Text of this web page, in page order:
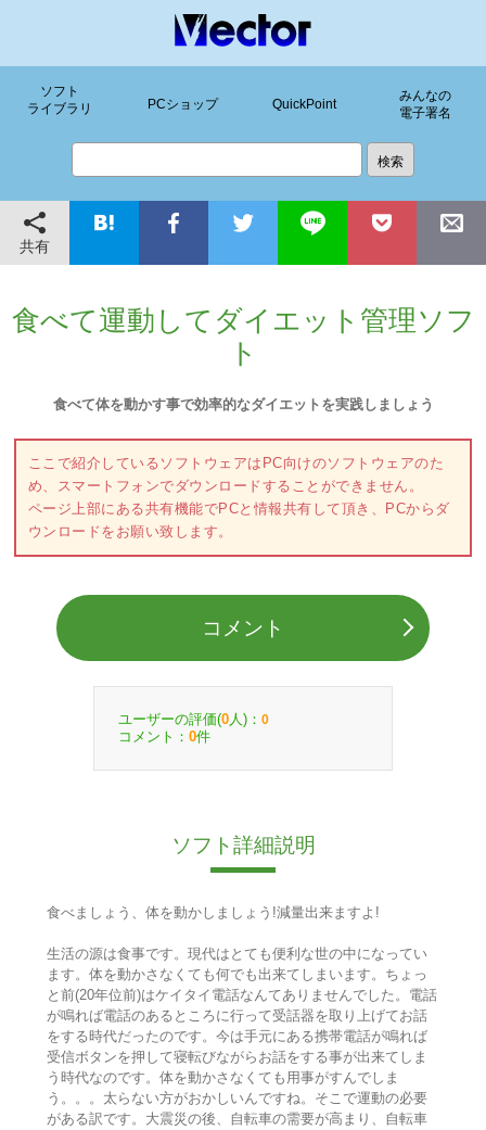
ソフト
ライブラリ
PCショップ QuickPoint
みんなの
電子署名
共有
食べて運動してダイエット管理ソフ
ト
食べて体を動かす事で効率的なダイエットを実践しましょう
ここで紹介しているソフトウェアはPC向けのソフトウェアのた
め、スマートフォンでダウンロードすることができません。
ページ上部にある共有機能でPCと情報共有して頂き、PCからダ
ウンロードをお願い致します。
コメント
ユーザーの評価(0 人)： 0
コメント： 0件
ソフト詳細説明
食べましょう、体を動かしましょう!減量出来ますよ!
生活の源は食事です。現代はとても便利な世の中になってい
ます。体を動かさなくても何でも出来てしまいます。ちょっ
と前(20年位前)はケイタイ電話なんてありませんでした。電話
が鳴れば電話のあるところに行って受話器を取り上げてお話
をする時代だったのです。今は手元にある携帯電話が鳴れば
受信ボタンを押して寝転びながらお話をする事が出来てしま
う時代なのです。体を動かさなくても用事がすんでしま
う。。。太らない方がおかしいんですね。そこで運動の必要
がある訳です。大震災の後、自転車の需要が高まり、自転車